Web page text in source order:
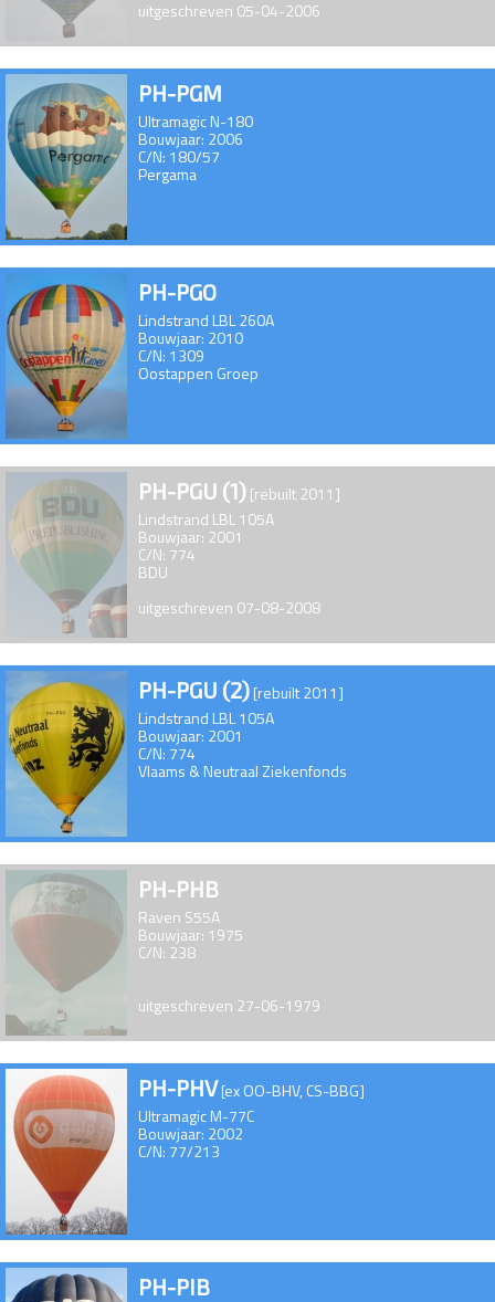
uitgeschreven 05-04-2006
PH-PGM
Ultramagic N-180
Bouwjaar: 2006
C/N: 180/57
Pergama
PH-PGO
Lindstrand LBL 260A
Bouwjaar: 2010
C/N: 1309
Oostappen Groep
PH-PGU (1)[rebuilt 2011]
Lindstrand LBL 105A
Bouwjaar: 2001
C/N: 774
BDU
uitgeschreven 07-08-2008
PH-PGU (2)[rebuilt 2011]
Lindstrand LBL 105A
Bouwjaar: 2001
C/N: 774
Vlaams & Neutraal Ziekenfonds
PH-PHB
Raven S55A
Bouwjaar: 1975
C/N: 238
uitgeschreven 27-06-1979
PH-PHV[ex OO-BHV, CS-BBG]
Ultramagic M-77C
Bouwjaar: 2002
C/N: 77/213
PH-PIB